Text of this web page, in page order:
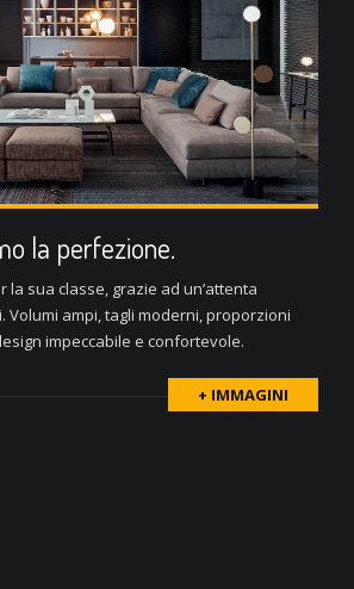
la perfezione.
la sua classe, grazie ad un’attenta
Volumi ampi, tagli moderni, proporzioni
impeccabile e confortevole.
+ IMMAGINI